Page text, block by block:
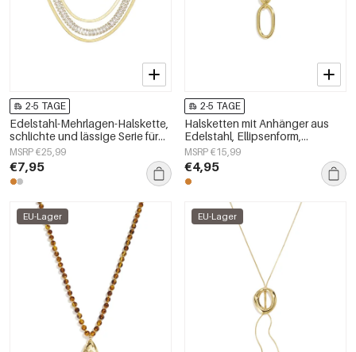
2-5 TAGE
Edelstahl-Mehrlagen-Halskette,
schlichte und lässige Serie für
Damen
MSRP €25,99
€7,95
2-5 TAGE
Halsketten mit Anhänger aus
Edelstahl, Ellipsenform,
schlichte Serie
„Alltagsschmuck“,
Damenschmuck
MSRP €15,99
€4,95
EU-Lager EU-Lager